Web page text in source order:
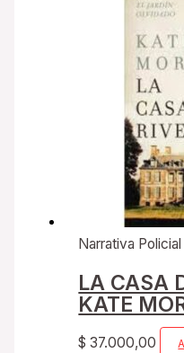
Narrativa Policial
LA CASA
KATE
$ 37.000,00